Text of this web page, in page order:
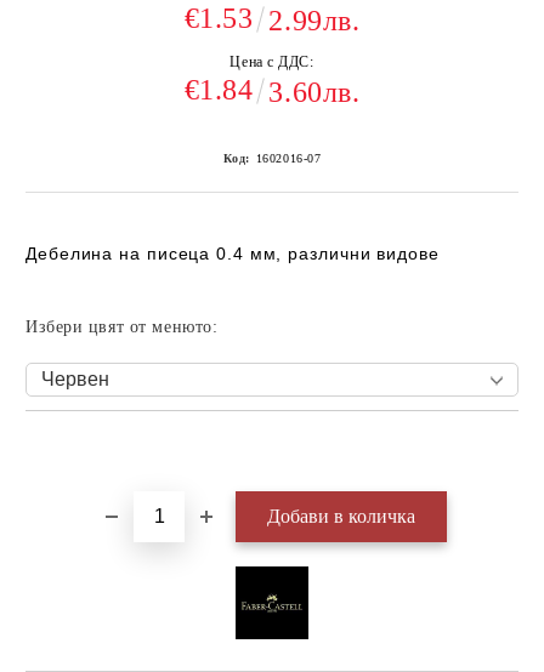
€1.53 2.99лв.
Цена с ДДС:
€1.84 3.60лв.
Код: 1602016-07
Дебелина на писеца 0.4 мм, различни видове
Избери цвят от менюто: